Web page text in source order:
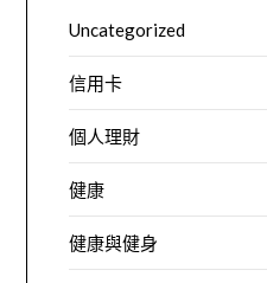
Uncategorized
信用卡
個人理財
健康
健康與健身